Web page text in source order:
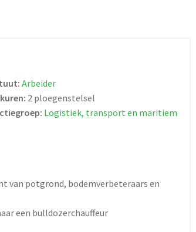
Arbeider
2 ploegenstelsel
Logistiek, transport en maritiem
van potgrond, bodemverbeteraars en
een bulldozerchauffeur